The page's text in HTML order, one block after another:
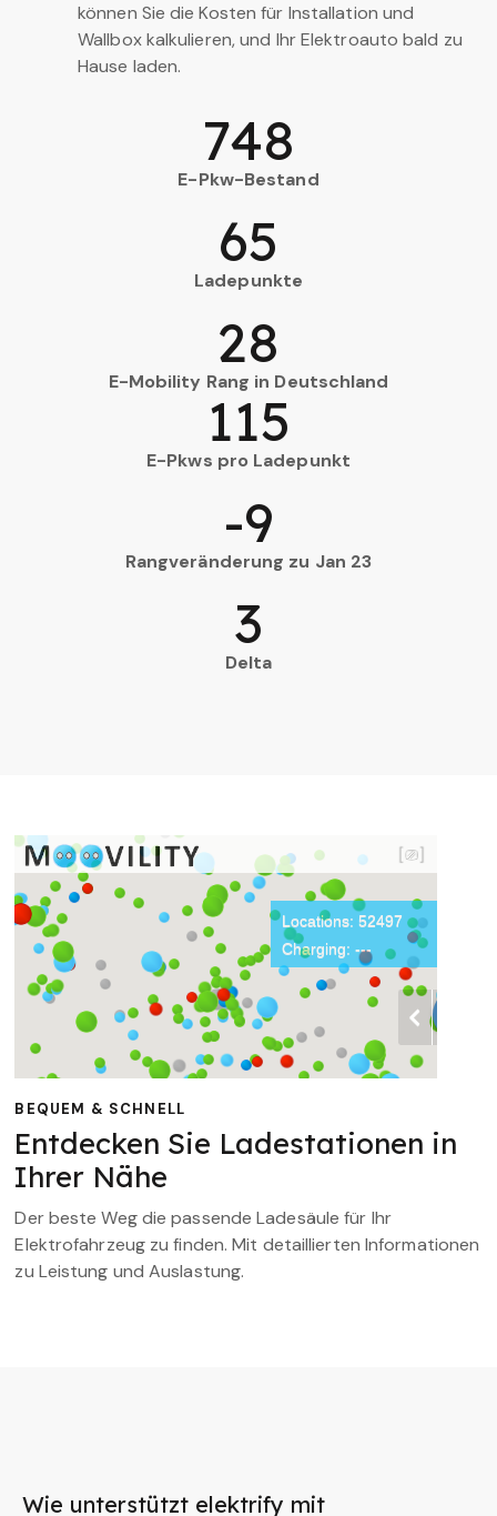
können Sie die Kosten für Installation und
Wallbox kalkulieren, und Ihr Elektroauto bald zu
Hause laden.
E-Pkw-Bestand
748
Ladepunkte
65
E-Mobility Rang in Deutschland
28
E-Pkws pro Ladepunkt
115
Rangveränderung zu Jan 23
-9
Delta
3
BEQUEM & SCHNELL
Entdecken Sie Ladestationen in
Ihrer Nähe
Der beste Weg die passende Ladesäule für Ihr
Elektrofahrzeug zu finden. Mit detaillierten Informationen
zu Leistung und Auslastung.
Wie unterstützt elektrify mit